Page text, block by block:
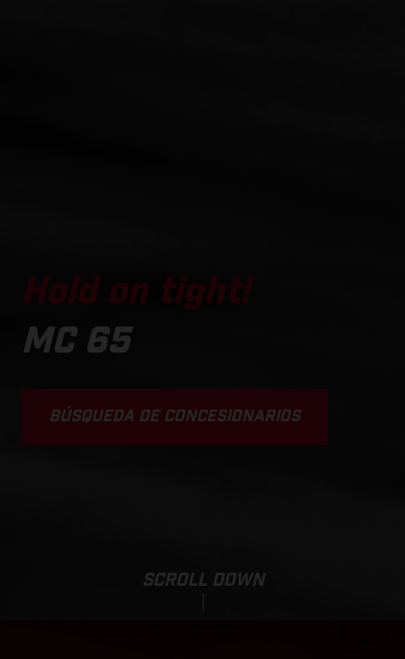
Hold on tight!
MC 65
BÚSQUEDA DE CONCESIONARIOS
SCROLL DOWN